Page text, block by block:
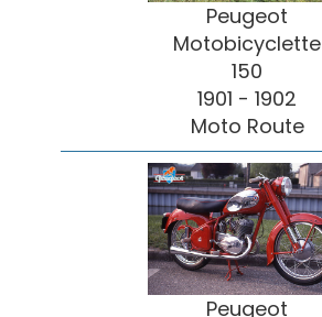
Peugeot
Motobicyclette
150
1901 - 1902
Moto Route
Peugeot